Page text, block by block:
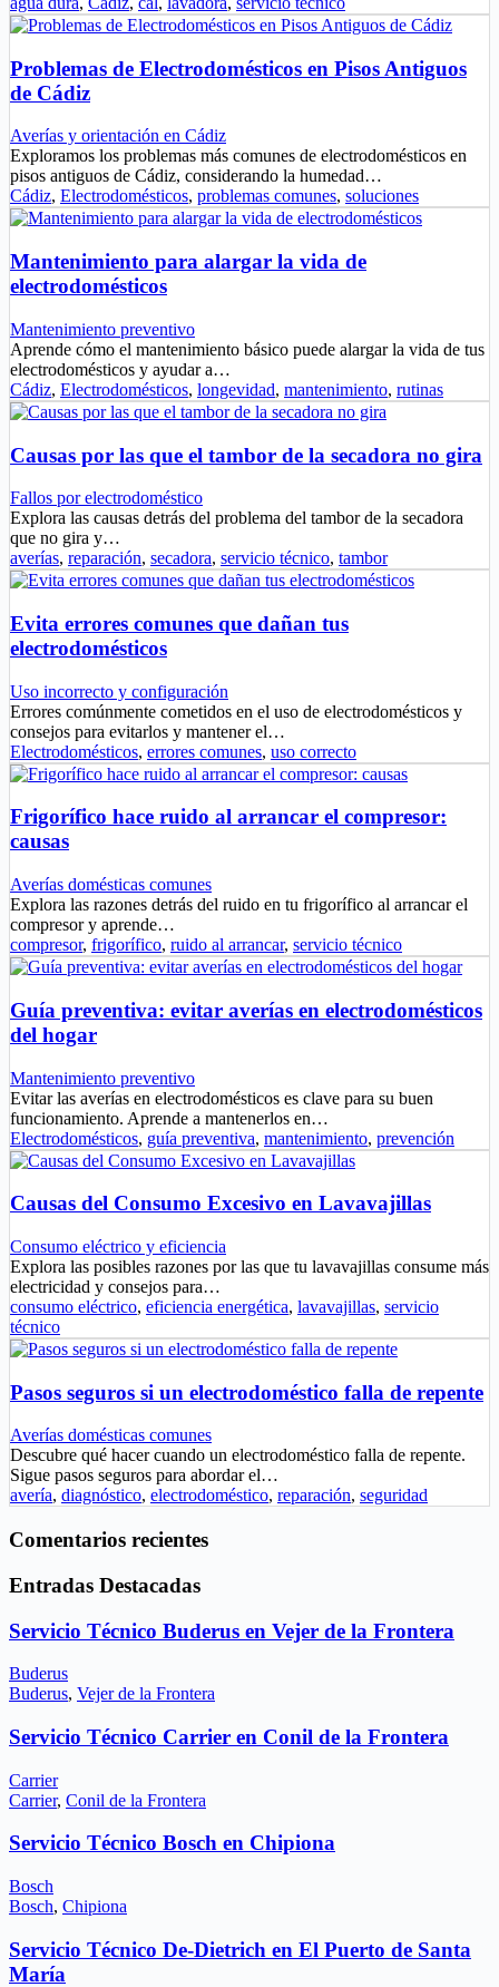
Problemas de Electrodomésticos en Pisos Antiguos
de Cádiz
Averías y orientación en Cádiz
Exploramos los problemas más comunes de electrodomésticos en
pisos antiguos de Cádiz, considerando la humedad…
Cádiz, Electrodomésticos, problemas comunes, soluciones
Mantenimiento para alargar la vida de
electrodomésticos
Mantenimiento preventivo
Aprende cómo el mantenimiento básico puede alargar la vida de tus
electrodomésticos y ayudar a…
Cádiz, Electrodomésticos, longevidad, mantenimiento, rutinas
Causas por las que el tambor de la secadora no gira
Fallos por electrodoméstico
Explora las causas detrás del problema del tambor de la secadora
que no gira y…
averías, reparación, secadora, servicio técnico, tambor
Evita errores comunes que dañan tus
electrodomésticos
Uso incorrecto y configuración
Errores comúnmente cometidos en el uso de electrodomésticos y
consejos para evitarlos y mantener el…
Electrodomésticos, errores comunes, uso correcto
Frigorífico hace ruido al arrancar el compresor:
causas
Averías domésticas comunes
Explora las razones detrás del ruido en tu frigorífico al arrancar el
compresor y aprende…
compresor, frigorífico, ruido al arrancar, servicio técnico
Guía preventiva: evitar averías en electrodomésticos
del hogar
Mantenimiento preventivo
Evitar las averías en electrodomésticos es clave para su buen
funcionamiento. Aprende a mantenerlos en…
Electrodomésticos, guía preventiva, mantenimiento, prevención
Causas del Consumo Excesivo en Lavavajillas
Consumo eléctrico y eficiencia
Explora las posibles razones por las que tu lavavajillas consume más
electricidad y consejos para…
consumo eléctrico, eficiencia energética, lavavajillas, servicio
técnico
Pasos seguros si un electrodoméstico falla de repente
Averías domésticas comunes
Descubre qué hacer cuando un electrodoméstico falla de repente.
Sigue pasos seguros para abordar el…
avería, diagnóstico, electrodoméstico, reparación, seguridad
Comentarios recientes
Entradas Destacadas
Servicio Técnico Buderus en Vejer de la Frontera
Buderus
Buderus, Vejer de la Frontera
Servicio Técnico Carrier en Conil de la Frontera
Carrier
Carrier, Conil de la Frontera
Servicio Técnico Bosch en Chipiona
Bosch
Bosch, Chipiona
Servicio Técnico De-Dietrich en El Puerto de Santa
María